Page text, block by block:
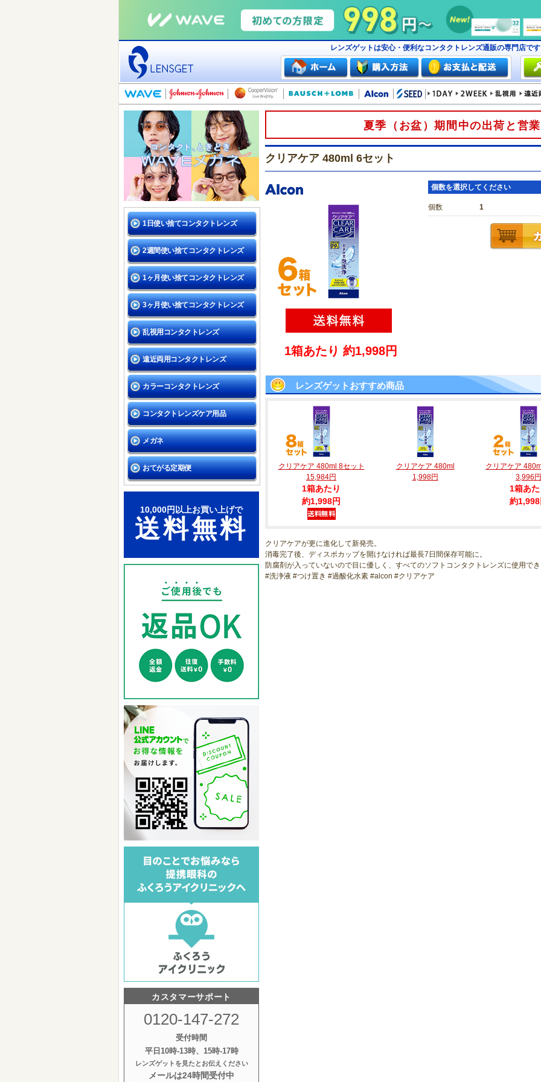
レンズゲットは安心・便利なコンタクトレンズ通販の専門店で
1日使い捨てコンタクトレンズ
2週間使い捨てコンタクトレンズ
1ヶ月使い捨てコンタクトレンズ
3ヶ月使い捨てコンタクトレンズ
乱視用コンタクトレンズ
遠近両用コンタクトレンズ
カラーコンタクトレンズ
コンタクトレンズケア用品
メガネ
おてがる定期便
10,000円以上お買い上げで
送料無料
カスタマーサポート
0120-147-272
受付時間
平日10時‐13時、15時‐17時
レンズゲットを見たとお伝えください
メールは24時間受付中
夏季（お盆）期間中の出荷と営
クリアケア 480ml 6セット
1箱あたり 約1,998円
個数を選択してください
個数 1
レンズゲットおすすめ商品
クリアケア 480ml 8セット
15,984円
1箱あたり
約1,998円
クリアケア 480ml
1,998円
クリアケア
3,996円
1箱あ
約1,998
クリアケアが更に進化して新発売。
消毒完了後、ディスポカップを開けなければ最長7日間保存可能に。
防腐剤が入っていないので目に優しく、すべてのソフトコンタクトレンズに使用で
#洗浄液 #つけ置き #過酸化水素 #alcon #クリアケア